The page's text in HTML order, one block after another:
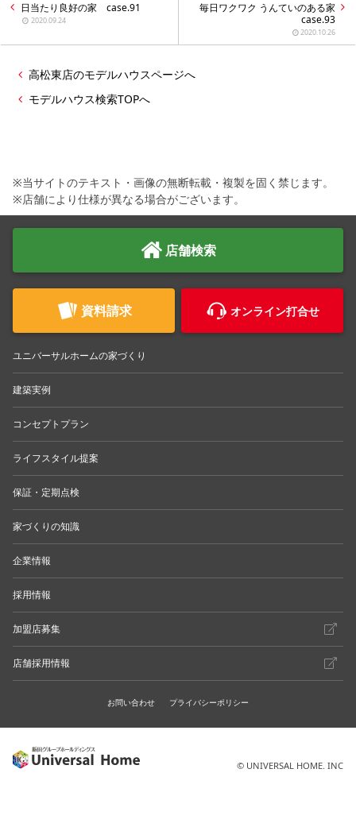
日当たり良好の家 case.91
2020.09.24
毎日ワクワク うんていのある家
case.93
2020.10.26
高松東店のモデルハウスページへ
モデルハウス検索TOPへ
※当サイトのテキスト・画像の無断転載・複製を固く禁じます。
※店舗により仕様が異なる場合がございます。
店舗検索
資料請求 オンライン打合せ
ユニバーサルホームの家づくり
建築実例
コンセプトプラン
ライフスタイル提案
保証・定期点検
家づくりの知識
企業情報
採用情報
加盟店募集
店舗採用情報
お問い合わせ プライバシーポリシー
© UNIVERSAL HOME. INC